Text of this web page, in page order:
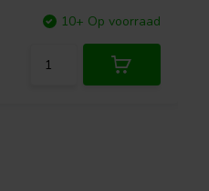
10+ Op voorraad